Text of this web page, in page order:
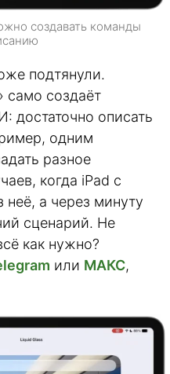
создавать команды
подтянули.
создаёт
достаточно описать
одним
разное
когда iPad с
неё, а через минуту
сценарий. Не
как нужно?
или МАКС,